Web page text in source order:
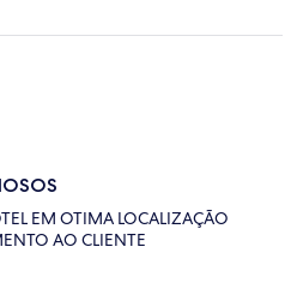
EM OTIMA LOCALIZAÇÃO
AO CLIENTE